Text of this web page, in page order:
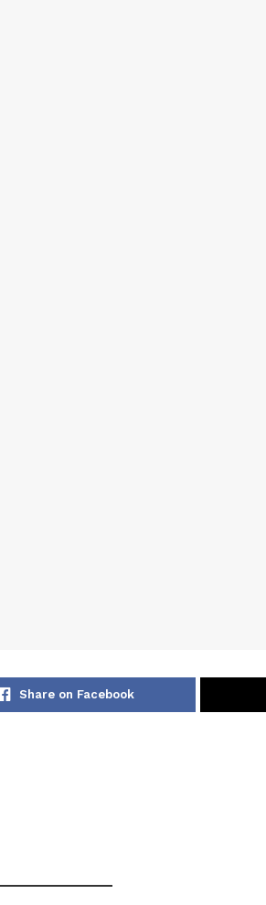
Share on Facebook